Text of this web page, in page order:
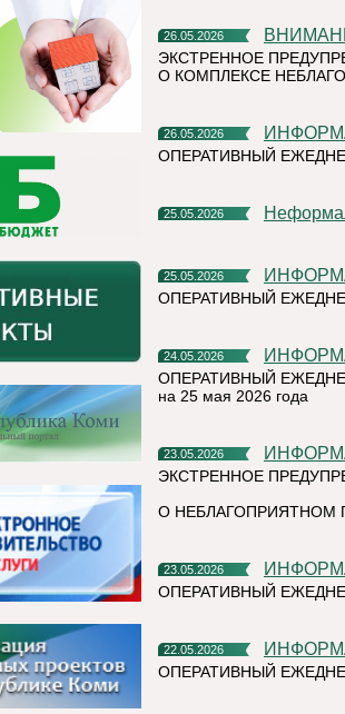
26.05.2026
ЭКСТРЕННОЕ
О КОМПЛЕКСЕ
26.05.2026
ОПЕРАТИВНЫЙ
25.05.2026
25.05.2026
ОПЕРАТИВНЫЙ
24.05.2026
ОПЕРАТИВНЫЙ
на 25 мая 2026 года
23.05.2026
ЭКСТРЕННОЕ
О НЕБЛАГОПРИЯТНОМ
23.05.2026
ОПЕРАТИВНЫЙ
22.05.2026
ОПЕРАТИВНЫЙ